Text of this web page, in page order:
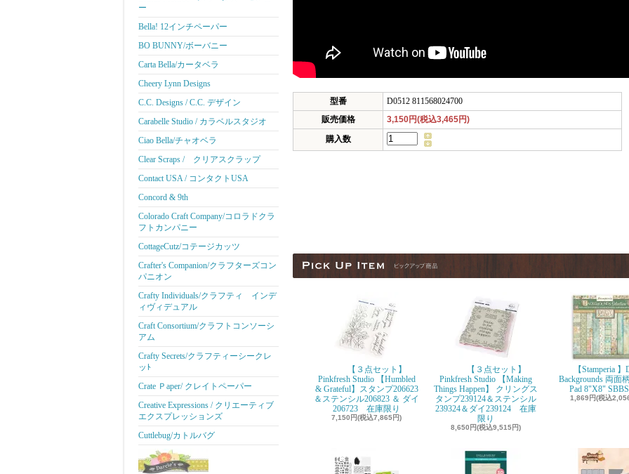
ー
Bella! 12インチペーパー
BO BUNNY/ボーバニー
Carta Bella/カータベラ
Cheery Lynn Designs
C.C. Designs / C.C. デザイン
Carabelle Studio / カラベルスタジオ
Ciao Bella/チャオベラ
Clear Scraps / クリアスクラップ
Contact USA / コンタクトUSA
Concord & 9th
Colorado Craft Company/コロラドクラ
フトカンパニー
CottageCutz/コテージカッツ
Crafter's Companion/クラフターズコン
パニオン
Crafty Individuals/クラフティ インデ
ィヴィデュアル
Craft Consortium/クラフトコンソーシ
アム
Crafty Secrets/クラフティーシークレ
ッﾄ
Crate Ｐaper/ クレイトペーパー
Creative Expressions / クリエーティブ
エクスプレッションズ
Cuttlebug/カトルバグ
型番
D0512 811568024700
販売価格
3,150円(税込3,465円)
購入数
【３点セット】
Pinkfresh Studio 【Humbled
& Grateful】スタンプ206623
＆ステンシル206823 ＆ ダイ
206723 在庫限り
7,150円(税込7,865円)
【３点セット】
Pinkfresh Studio 【Making
Things Happen】 クリングス
タンプ239124＆ステンシル
239324＆ダイ239124 在庫
限り
8,650円(税込9,515円)
【Stamperia
Backgrounds 両面
Pad 8"X8"
1,869円(税込